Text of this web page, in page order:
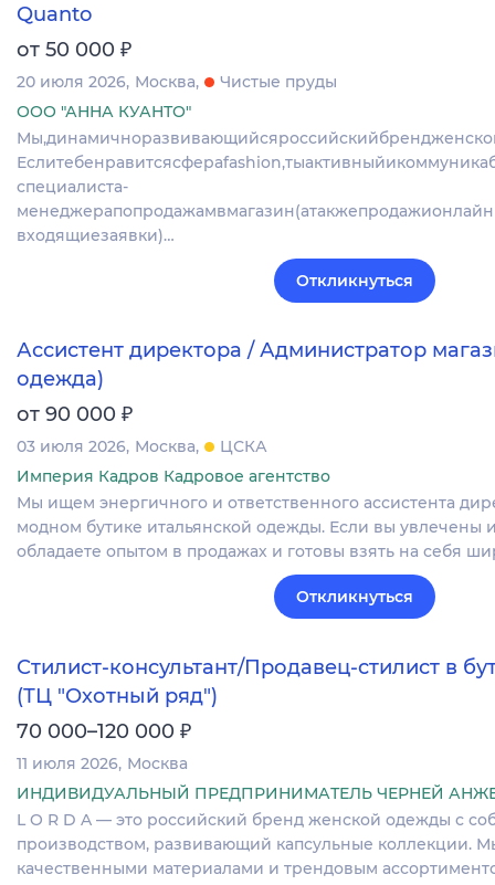
Quanto
от 50 000 ₽
20 июля 2026 Москва
Чистые пруды
ООО "АННА КУАНТО"
специалиста-
входящиезаявки)…
Откликнуться
Ассистент директора / Администратор
одежда)
от 90 000 ₽
03 июля 2026 Москва
ЦСКА
Империя Кадров Кадровое агентство
Мы ищем энергичного и ответственного ассистента
модном бутике итальянской одежды. Если вы увлечены
обладаете опытом в продажах и готовы взять на себя
Откликнуться
Стилист-консультант/Продавец-стилист в
(ТЦ "Охотный ряд")
70 000–120 000 ₽
11 июля 2026 Москва
ИНДИВИДУАЛЬНЫЙ ПРЕДПРИНИМАТЕЛЬ ЧЕРНЕЙ
L O R D A — это​​ российский бренд женской одежды с
производством, развивающий капсульные коллекции.
качественными материалами и трендовым